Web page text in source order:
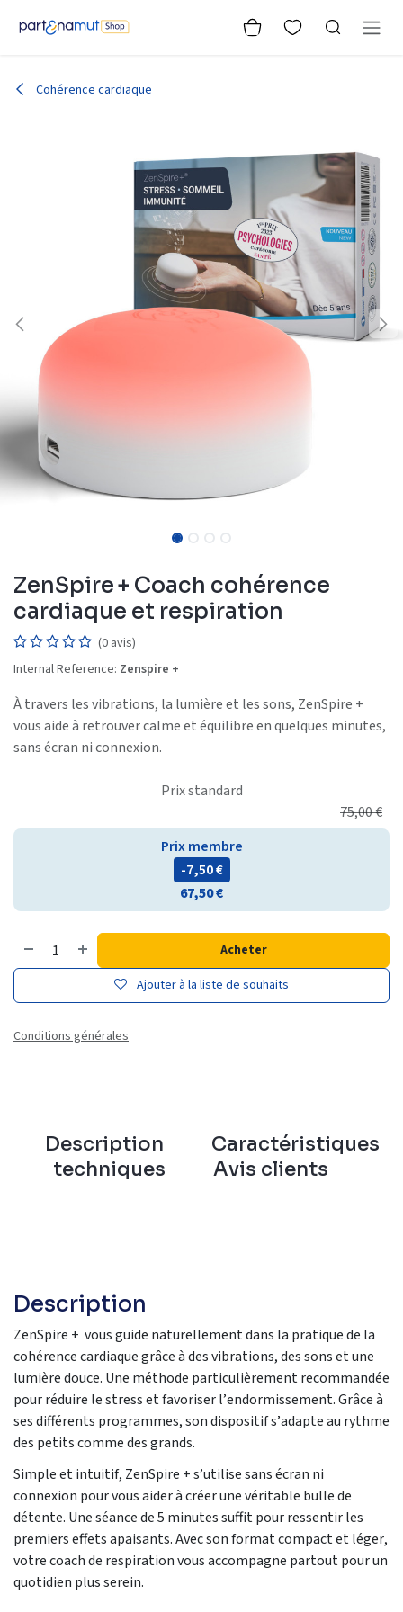
Cohérence cardiaque
ZenSpire + Coach cohérence
cardiaque et respiration
(0 avis)
Internal Reference: Zenspire +
À travers les vibrations, la lumière et les sons, ZenSpire +
vous aide à retrouver calme et équilibre en quelques minutes,
sans écran ni connexion.
Prix standard
75,00€
Prix membre
- 7,50€
67,50€
Acheter
Ajouter à la liste de souhaits
Conditions générales
Description
Caractéristiques
techniques
Avis clients
Description
ZenSpire + vousguide naturellementdans la pratique de la
cohérence cardiaquegrâce à des vibrations, des sonset une
lumière douce. Une méthode particulièrement recommandée
pour réduire le stressetfavoriser l’endormissement.Grâce à
ses différents programmes,son dispositifs’adapte au rythme
des petits comme des grands.
Simple et intuitif, ZenSpire +s’utilise sans écran ni
connexion pour vous aider à créer une véritable bulle de
détente. Une séance de 5 minutes suffit pour ressentirles
premiers effets apaisants.Avecson formatcompactet léger,
votre coachde respirationvous accompagne partout pour un
quotidien plus serein.